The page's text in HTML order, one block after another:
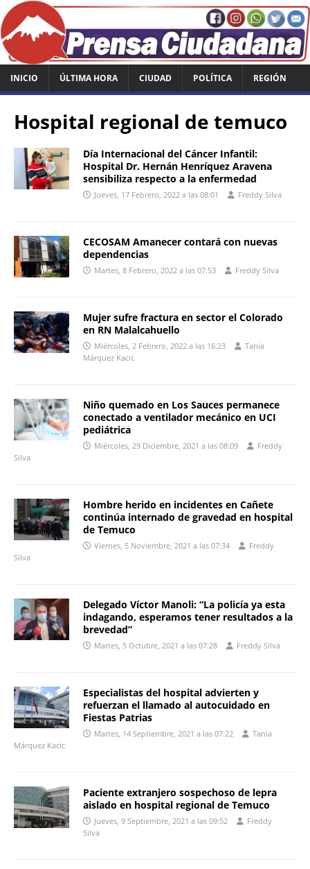
INICIO ÚLTIMA HORA CIUDAD POLÍTICA REGIÓN
Hospital regional de temuco
Día Internacional del Cáncer Infantil:
Hospital Dr. Hernán Henríquez Aravena
sensibiliza respecto a la enfermedad
Jueves, 17 Febrero, 2022 a las 08:01 Freddy Silva
CECOSAM Amanecer contará con nuevas
dependencias
Martes, 8 Febrero, 2022 a las 07:53 Freddy Silva
Mujer sufre fractura en sector el Colorado
en RN Malalcahuello
Miércoles, 2 Febrero, 2022 a las 16:23
Tania
Márquez Kacic
Niño quemado en Los Sauces permanece
conectado a ventilador mecánico en UCI
pediátrica
Miércoles, 29 Diciembre, 2021 a las 08:09
Freddy
Silva
Hombre herido en incidentes en Cañete
continúa internado de gravedad en hospital
de Temuco
Viernes, 5 Noviembre, 2021 a las 07:34
Freddy
Silva
Delegado Víctor Manoli: “La policía ya esta
indagando, esperamos tener resultados a la
brevedad”
Martes, 5 Octubre, 2021 a las 07:28 Freddy Silva
Especialistas del hospital advierten y
refuerzan el llamado al autocuidado en
Fiestas Patrias
Martes, 14 Septiembre, 2021 a las 07:22
Tania
Márquez Kacic
Paciente extranjero sospechoso de lepra
aislado en hospital regional de Temuco
Jueves, 9 Septiembre, 2021 a las 09:52
Freddy
Silva